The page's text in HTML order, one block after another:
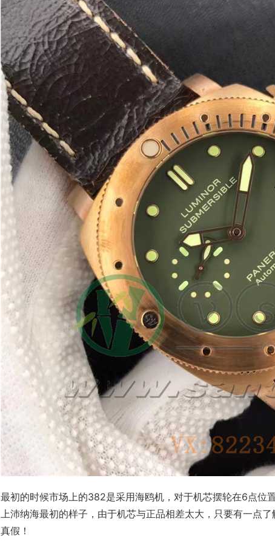
最初的时候市场上的382是采用海鸥机，对于机芯摆轮在6点位
上沛纳海最初的样子，由于机芯与正品相差太大，只要有一点
真假！